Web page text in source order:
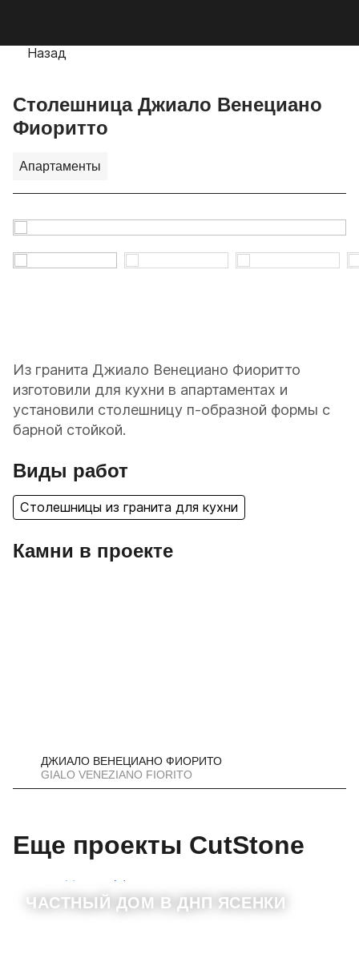
Назад
Столешница Джиало Венециано
Фиоритто
Апартаменты
Из гранита Джиало Венециано Фиоритто
изготовили для кухни в апартаментах и
установили столешницу п-образной формы с
барной стойкой.
Виды работ
Столешницы из гранита для кухни
Камни в проекте
ДЖИАЛО ВЕНЕЦИАНО ФИОРИТО
GIALO VENEZIANO FIORITO
Еще проекты CutStone
ЧАСТНЫЙ ДОМ В ДНП ЯСЕНКИ